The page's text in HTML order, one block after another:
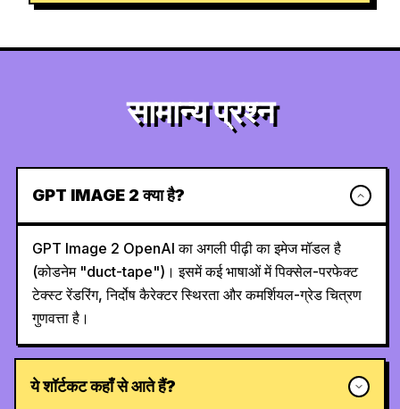
सामान्य प्रश्न
GPT IMAGE 2 क्या है?
GPT Image 2 OpenAI का अगली पीढ़ी का इमेज मॉडल है
(कोडनेम "duct-tape")। इसमें कई भाषाओं में पिक्सेल-परफेक्ट
टेक्स्ट रेंडरिंग, निर्दोष कैरेक्टर स्थिरता और कमर्शियल-ग्रेड चित्रण
गुणवत्ता है।
ये शॉर्टकट कहाँ से आते हैं?